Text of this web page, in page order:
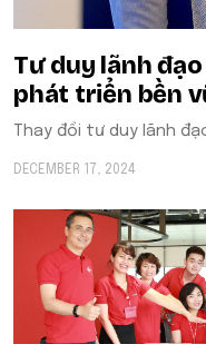
Tư duy lãnh
phát triển bền
Thay đổi tư duy lãnh
DECEMBER 17, 2024